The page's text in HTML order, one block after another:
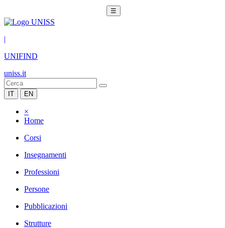
☰
|
UNIFIND
uniss.it
IT EN
×
Home
Corsi
Insegnamenti
Professioni
Persone
Pubblicazioni
Strutture